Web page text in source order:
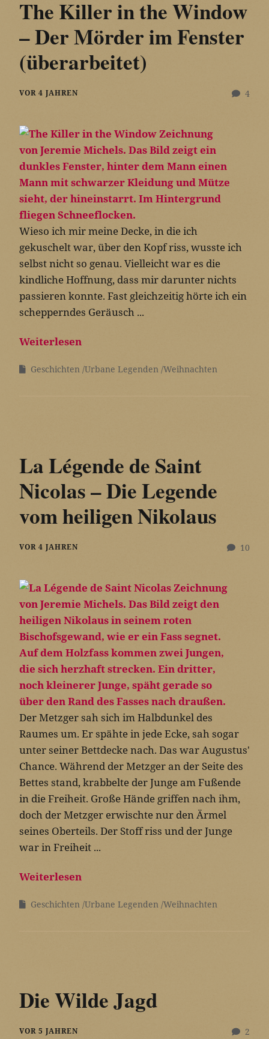
The Killer in the Window
– Der Mörder im Fenster
(überarbeitet)
4
VOR 4 JAHREN
Wieso ich mir meine Decke, in die ich
gekuschelt war, über den Kopf riss, wusste ich
selbst nicht so genau. Vielleicht war es die
kindliche Hoffnung, dass mir darunter nichts
passieren konnte. Fast gleichzeitig hörte ich ein
schepperndes Geräusch ...
Weiterlesen
Geschichten Urbane Legenden Weihnachten
La Légende de Saint
Nicolas – Die Legende
vom heiligen Nikolaus
10
VOR 4 JAHREN
Der Metzger sah sich im Halbdunkel des
Raumes um. Er spähte in jede Ecke, sah sogar
unter seiner Bettdecke nach. Das war Augustus'
Chance. Während der Metzger an der Seite des
Bettes stand, krabbelte der Junge am Fußende
in die Freiheit. Große Hände griffen nach ihm,
doch der Metzger erwischte nur den Ärmel
seines Oberteils. Der Stoff riss und der Junge
war in Freiheit ...
Weiterlesen
Geschichten Urbane Legenden Weihnachten
Die Wilde Jagd
2
VOR 5 JAHREN